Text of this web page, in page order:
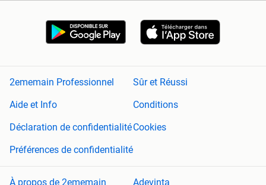
2ememain Professionnel
Sûr et Réussi
Aide et Info
Conditions
Déclaration de confidentialitéCookies
Préférences de confidentialité
À propos de 2ememain Adevinta